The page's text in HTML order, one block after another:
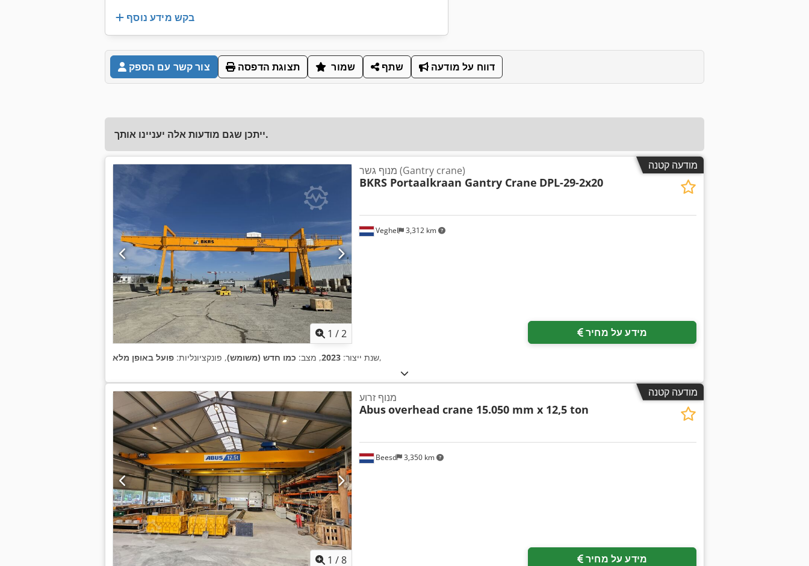
בקש מידע נוסף
צור קשר עם הספק תצוגת הדפסה שמור שתף דווח על מודעה
ייתכן שגם מודעות אלה יעניינו אותך.
מודעה קטנה
1 /2
Veghel 3,312 km
מנוף גשר (Gantry crane)
BKRS Portaalkraan Gantry Crane DPL-29-2x20
מידע על מחיר
שנת ייצור: 2023, מצב: כמו חדש (משומש), פונקציונליות: פועל באופן מלא ,
מודעה קטנה
1 /8
Beesd 3,350 km
מנוף זרוע
Abusoverhead crane 15.050 mm x 12,5 ton
מידע על מחיר